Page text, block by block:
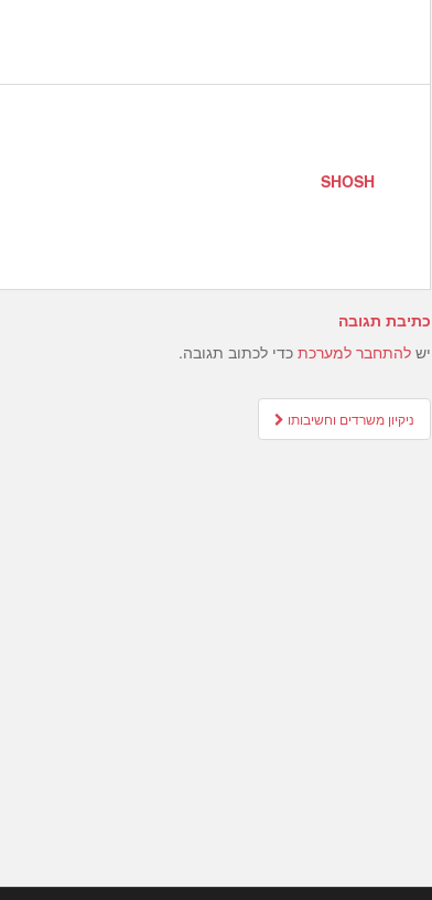
SHOSH
כתיבת תגובה
יש להתחבר למערכת כדי לכתוב תגובה.
Post
navigation
ניקיון משרדים וחשיבותו